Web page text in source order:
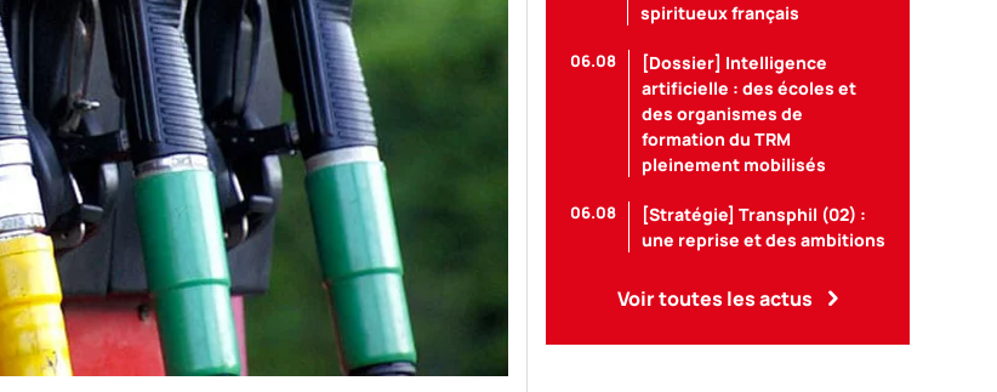
spiritueux français
06.08
[Dossier] Intelligence
artificielle : des écoles et
des organismes de
formation du TRM
pleinement mobilisés
06.08
[Stratégie] Transphil (02) :
une reprise et des ambitions
Voir toutes les actus